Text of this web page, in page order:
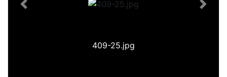
409-25.jpg
Previous Next